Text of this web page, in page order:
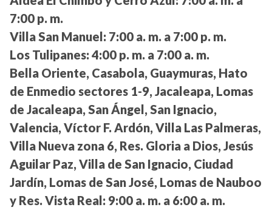
7:00 p. m.
Villa San Manuel: 7:00 a. m. a 7:00 p. m.
Los Tulipanes: 4:00 p. m. a 7:00 a. m.
Bella Oriente, Casabola, Guaymuras, Hato
de Enmedio sectores 1-9, Jacaleapa, Lomas
de Jacaleapa, San Ángel, San Ignacio,
Valencia, Víctor F. Ardón, Villa Las Palmeras,
Villa Nueva zona 6, Res. Gloria a Dios, Jesús
Aguilar Paz, Villa de San Ignacio, Ciudad
Jardín, Lomas de San José, Lomas de Nauboo
y Res. Vista Real: 9:00 a. m. a 6:00 a. m.